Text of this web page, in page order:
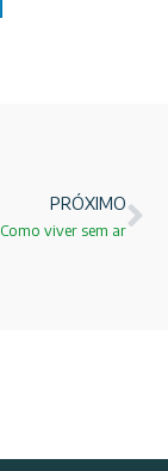
PRÓXIMO
Como viver sem ar